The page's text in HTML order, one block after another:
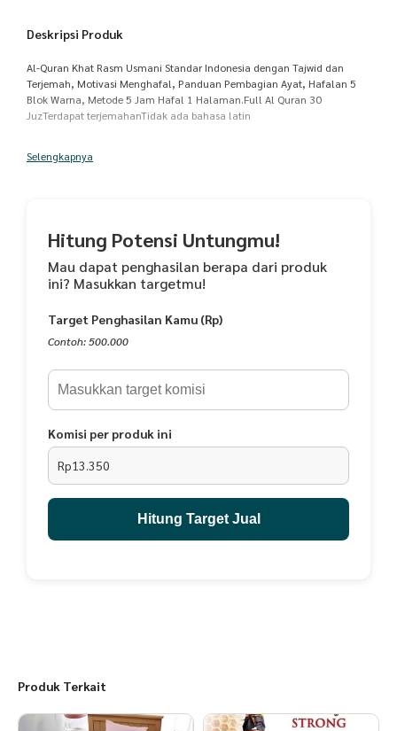
Deskripsi Produk
Al-Quran Khat Rasm Usmani Standar Indonesia dengan Tajwid dan
Terjemah, Motivasi Menghafal, Panduan Pembagian Ayat, Hafalan 5
Blok Warna, Metode 5 Jam Hafal 1 Halaman.Full Al Quran 30
JuzTerdapat terjemahanTidak ada bahasa latin
Selengkapnya
Hitung Potensi Untungmu!
Mau dapat penghasilan berapa dari produk
ini? Masukkan targetmu!
Target Penghasilan Kamu (Rp)
Contoh: 500.000
Komisi per produk ini
Rp13.350
Hitung Target Jual
Produk Terkait